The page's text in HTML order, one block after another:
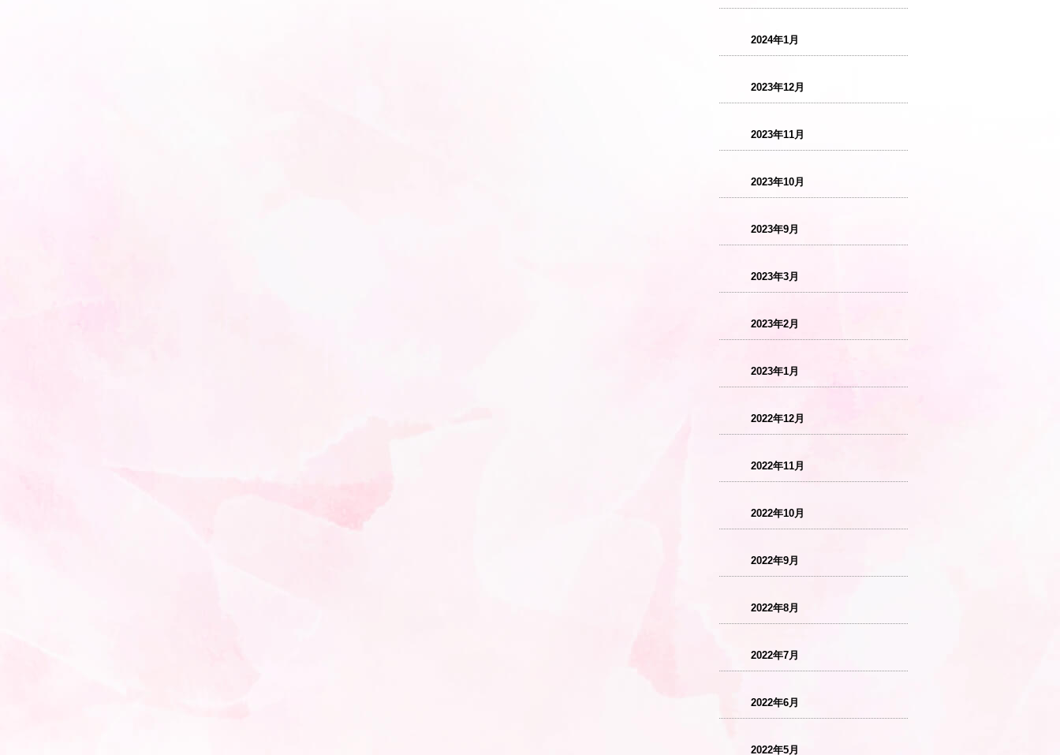
2024年1月
2023年12月
2023年11月
2023年10月
2023年9月
2023年3月
2023年2月
2023年1月
2022年12月
2022年11月
2022年10月
2022年9月
2022年8月
2022年7月
2022年6月
2022年5月